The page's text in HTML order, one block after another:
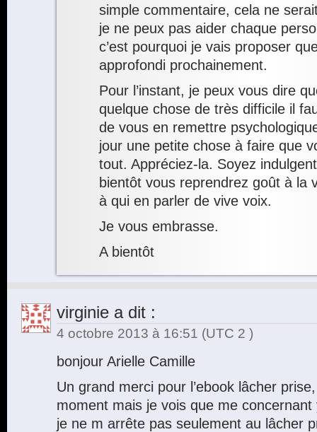
simple commentaire, cela ne
je ne peux pas aider chaque
c’est pourquoi je vais proposer
approfondi prochainement.
Pour l’instant, je peux vous dire
quelque chose de très difficile il
de vous en remettre
jour une petite chose à faire que
tout. Appréciez-la. Soyez
bientôt vous reprendrez goût à la
à qui en parler de vive voix.
Je vous embrasse.
A bientôt
virginie a dit :
4 octobre 2013 à 16:51 (UTC 2 )
bonjour Arielle Camille
Un grand merci pour l’ebook lâcher
moment mais je vois que me concernant
je ne m arrête pas seulement au lâcher